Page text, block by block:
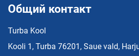
Общий контакт
Turba Kool
Kooli 1, Turba 76201, Saue vald,